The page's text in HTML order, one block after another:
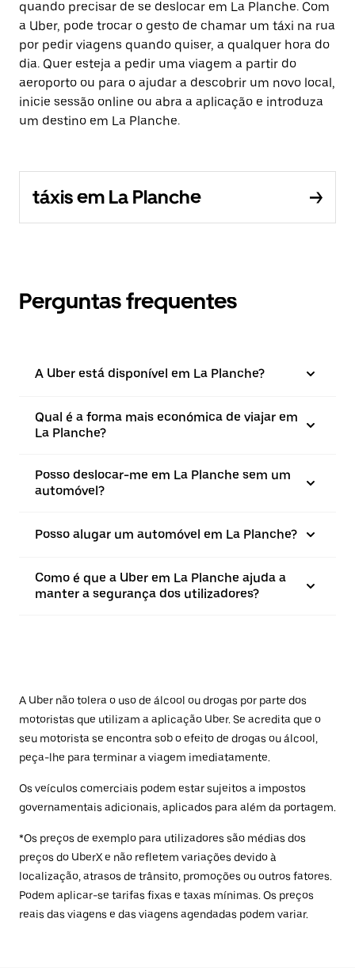
quando precisar de se deslocar em La Planche. Com
a Uber, pode trocar o gesto de chamar um táxi na rua
por pedir viagens quando quiser, a qualquer hora do
dia. Quer esteja a pedir uma viagem a partir do
aeroporto ou para o ajudar a descobrir um novo local,
inicie sessão online ou abra a aplicação e introduza
um destino em La Planche.
táxis em La Planche
Perguntas frequentes
A Uber está disponível em La Planche?
Qual é a forma mais económica de viajar em
La Planche?
Posso deslocar-me em La Planche sem um
automóvel?
Posso alugar um automóvel em La Planche?
Como é que a Uber em La Planche ajuda a
manter a segurança dos utilizadores?
A Uber não tolera o uso de álcool ou drogas por parte dos
motoristas que utilizam a aplicação Uber. Se acredita que o
seu motorista se encontra sob o efeito de drogas ou álcool,
peça-lhe para terminar a viagem imediatamente.
Os veículos comerciais podem estar sujeitos a impostos
governamentais adicionais, aplicados para além da portagem.
*Os preços de exemplo para utilizadores são médias dos
preços do UberX e não refletem variações devido à
localização, atrasos de trânsito, promoções ou outros fatores.
Podem aplicar-se tarifas fixas e taxas mínimas. Os preços
reais das viagens e das viagens agendadas podem variar.